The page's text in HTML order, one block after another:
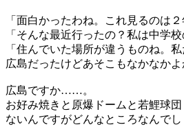
「面白かったわね。これ見るのは２
「そんな最近行ったの？私は中学
「住んでいた場所が違うものね。
広島だったけどあそこもなかなかよ
広島ですか……。
お好み焼きと原爆ドームと若鯉球
ないんですがどんなところなんでし